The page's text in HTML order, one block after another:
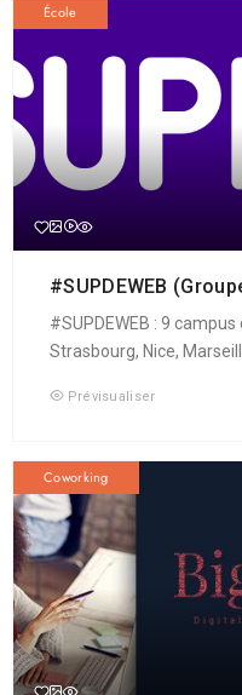
École
#SUPDEWEB
#SUPDEWEB : 9
Strasbourg, Nice,
Prévisualiser
Coworking